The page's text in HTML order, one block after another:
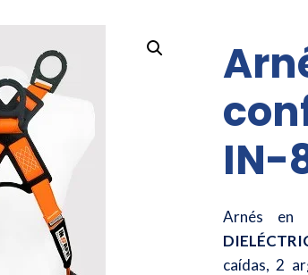
IN-
Arnés en
caídas, 2